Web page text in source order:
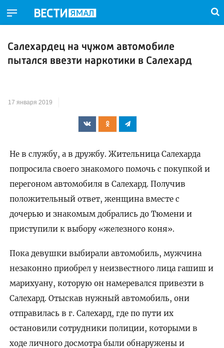
Салехардец на чужом автомобиле
пытался ввезти наркотики в Салехард
17 января 2019
Не в службу, а в дружбу. Жительница Салехарда
попросила своего знакомого помочь с покупкой и
перегоном автомобиля в Салехард. Получив
положительный ответ, женщина вместе с
дочерью и знакомым добрались до Тюмени и
приступили к выбору «железного коня».
Пока девушки выбирали автомобиль, мужчина
незаконно приобрел у неизвестного лица гашиш и
марихуану, которую он намеревался привезти в
Салехард. Отыскав нужный автомобиль, они
отправилась в г. Салехард, где по пути их
остановили сотрудники полиции, которыми в
ходе личного досмотра были обнаружены и